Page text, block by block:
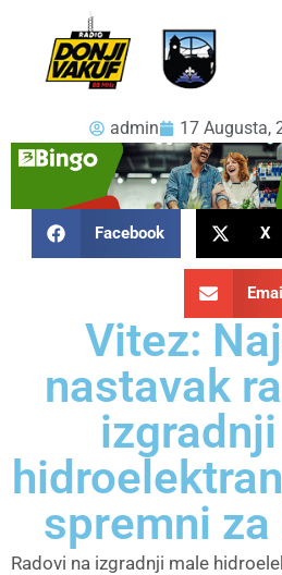
admin 17 Augusta,
Facebook X
Email
Vitez:
nastavak
spremni
Radovi na izgradnji male